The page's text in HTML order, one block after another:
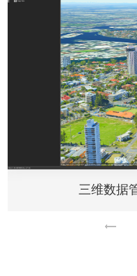
三维数据